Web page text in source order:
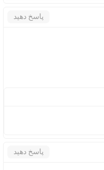
پاسخ دهید
پاسخ دهید